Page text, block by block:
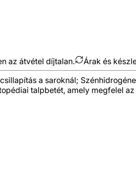
az átvétel díjtalan. Árak és
a saroknál;
talpbetét, amely megfelel az